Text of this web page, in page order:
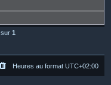
sur 1
Heures au format UTC+02:00